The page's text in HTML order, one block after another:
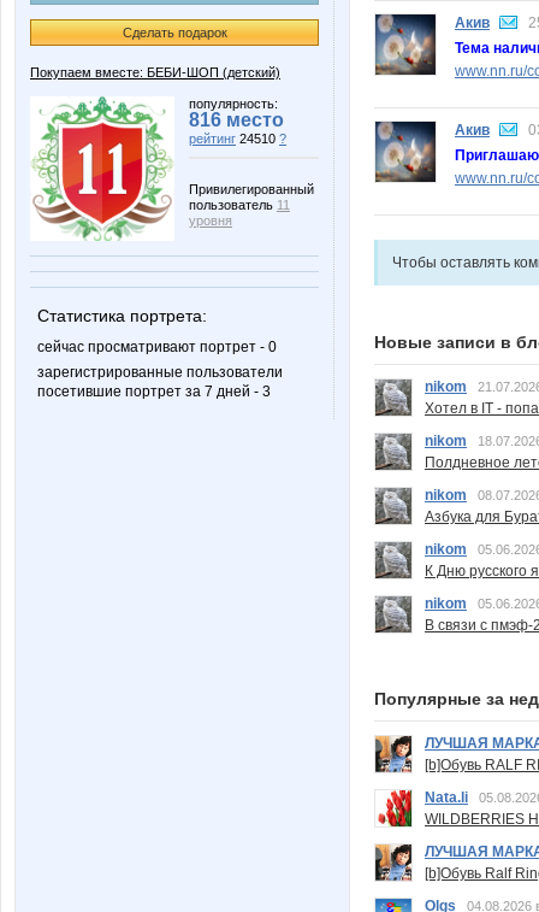
Сделать подарок
Покупаем вместе: БЕБИ-ШОП (детский)
популярность:
816 место
рейтинг 24510 ?
Привилегированный
пользователь 11
уровня
Статистика портрета:
сейчас просматривают портрет - 0
зарегистрированные пользователи
посетившие портрет за 7 дней - 3
Акив
Тема
www.nn.ru/
Акив
Приглашаю
www.nn.ru/
Чтобы оставлять
Новые записи в
nikom
Хотел в IT -
nikom
Полдневное
nikom
Азбука для
nikom
К Дню русского
nikom
В связи с пмэф-
Популярные за
ЛУЧШАЯ
[b]Обувь RALF
Nata.li
ЛУЧШАЯ
[b]Обувь Ralf
Olgs
04.08.2026